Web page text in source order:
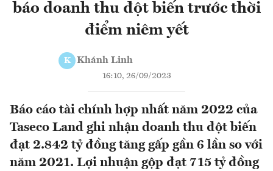
báo doanh thu đột biến trước thời
điểm niêm yết
K Khánh Linh
16:10, 26/09/2023
Báo cáo tài chính hợp nhất năm 2022 của
Taseco Land ghi nhận doanh thu đột biến
đạt 2.842 tỷ đồng tăng gấp gần 6 lần so với
năm 2021. Lợi nhuận gộp đạt 715 tỷ đồng